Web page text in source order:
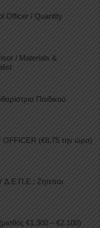
Officer / Quantity
/ Materials &
Παιδικού
OFFICER (€8,75 την ώρα)
Ζητείται
€1.300 – €2.100)